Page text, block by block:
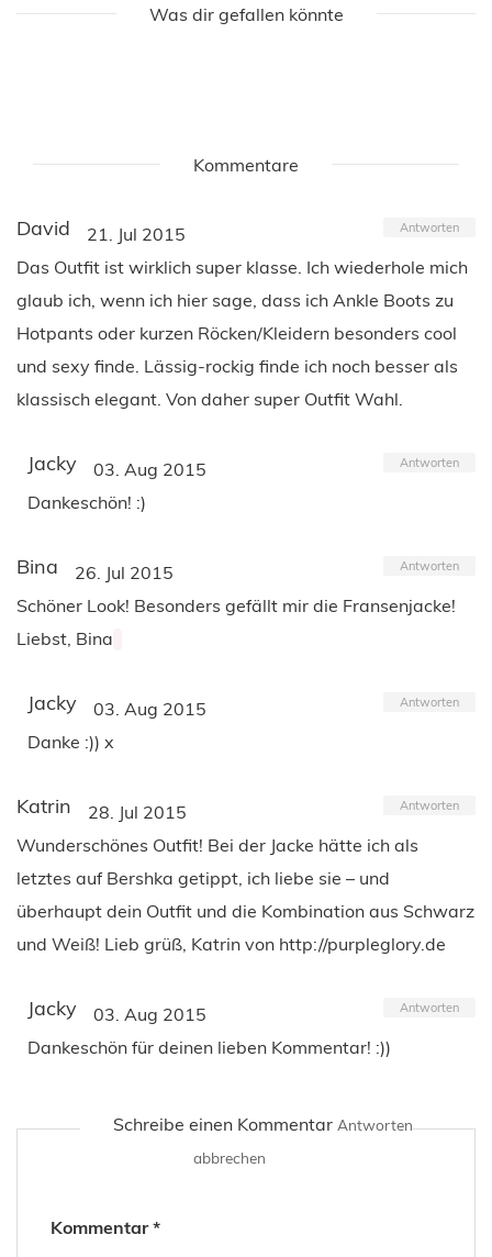
Was dir gefallen könnte
Kommentare
David 21. Jul 2015 Antworten
Das Outfit ist wirklich super klasse. Ich wiederhole mich
glaub ich, wenn ich hier sage, dass ich Ankle Boots zu
Hotpants oder kurzen Röcken/Kleidern besonders cool
und sexy finde. Lässig-rockig finde ich noch besser als
klassisch elegant. Von daher super Outfit Wahl.
Jacky 03. Aug 2015 Antworten
Dankeschön! :)
Bina 26. Jul 2015 Antworten
Schöner Look! Besonders gefällt mir die Fransenjacke!
Liebst, Bina
Jacky 03. Aug 2015 Antworten
Danke :)) x
Katrin 28. Jul 2015 Antworten
Wunderschönes Outfit! Bei der Jacke hätte ich als
letztes auf Bershka getippt, ich liebe sie – und
überhaupt dein Outfit und die Kombination aus Schwarz
und Weiß! Lieb grüß, Katrin von http://purpleglory.de
Jacky 03. Aug 2015 Antworten
Dankeschön für deinen lieben Kommentar! :))
Schreibe einen Kommentar Antworten
abbrechen
Kommentar*